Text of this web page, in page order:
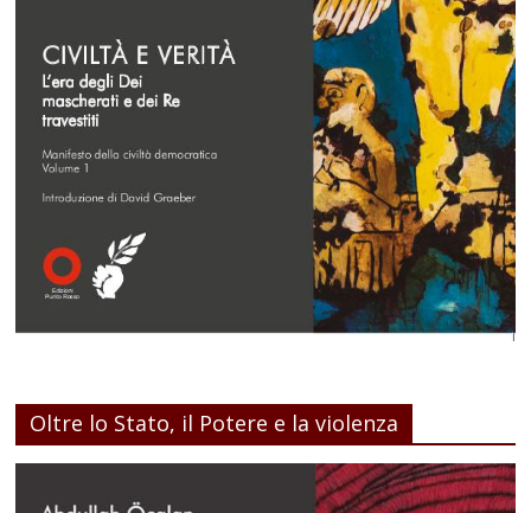
Oltre lo Stato, il Potere e la violenza